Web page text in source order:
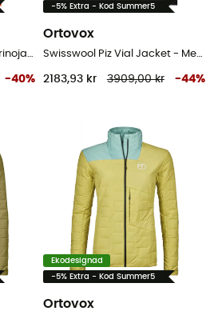
-40%
-5% Extra - Kod Summer5
Ortovox
2183,93 kr 3909,00 kr -44%
Ekodesignad
-5% Extra - Kod Summer5
Ortovox